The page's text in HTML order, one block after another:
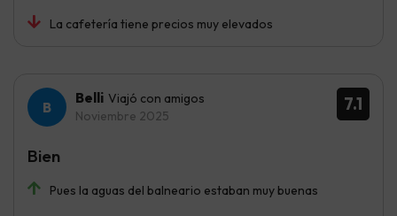
La cafetería tiene precios muy elevados
7.1
Belli Viajó con amigos
Noviembre 2025
Pues la aguas del balneario estaban muy buenas
Bien